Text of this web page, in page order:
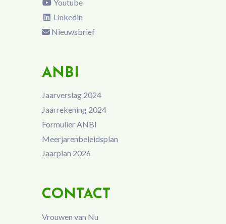
Youtube
Linkedin
Nieuwsbrief
ANBI
Jaarverslag 2024
Jaarrekening 2024
Formulier ANBI
Meerjarenbeleidsplan
Jaarplan 2026
CONTACT
Vrouwen van Nu